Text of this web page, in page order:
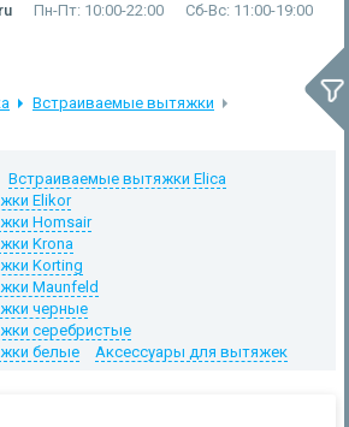
Пн-Пт: 10:00-22:00 Сб-Вс: 11:00-19:00
Встраиваемые вытяжки
Встраиваемые вытяжки Elica
Elikor
Homsair
Krona
Korting
Maunfeld
черные
серебристые
белые
Аксессуары для вытяжек